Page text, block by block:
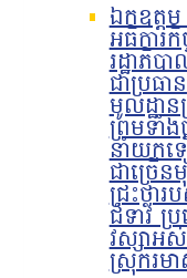
ឯកឧត្ត
អធិការកិ
រដ្ឋាភិប
ជាប្រធា
មូលដ្ឋា
ព្រមទាំង
នាំយកទ
ជាច្រើ
ជ្រះថ្លា
ជំទាវ ប្
វស្សាអ
ស្រុករម